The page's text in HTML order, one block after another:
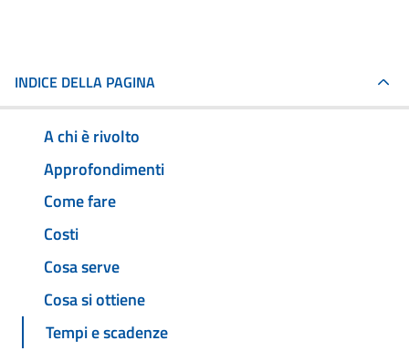
INDICE DELLA PAGINA
A chi è rivolto
Approfondimenti
Come fare
Costi
Cosa serve
Cosa si ottiene
Tempi e scadenze